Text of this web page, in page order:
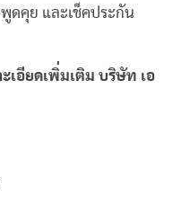
ดคุย และเช็คประกัน
เอียดเพิ่มเติม บริษัท เอ